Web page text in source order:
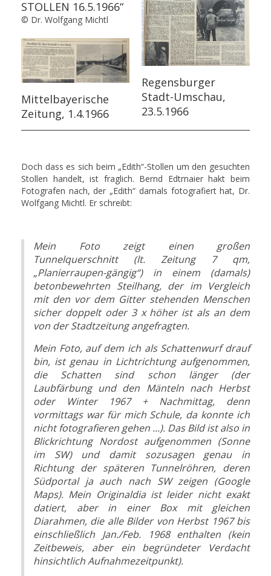
STOLLEN 16.5.1966“
© Dr. Wolfgang Michtl
Mittelbayerische
Zeitung, 1.4.1966
Regensburger
Stadt-Umschau,
23.5.1966
Doch dass es sich beim „Edith“-Stollen um den gesuchten
Stollen handelt, ist fraglich. Bernd Edtmaier hakt beim
Fotografen nach, der „Edith“ damals fotografiert hat, Dr.
Wolfgang Michtl. Er schreibt:
Mein Foto zeigt einen großen
Tunnelquerschnitt (lt. Zeitung 7 qm,
„Planierraupen-gängig“) in einem (damals)
betonbewehrten Steilhang, der im Vergleich
mit den vor dem Gitter stehenden Menschen
sicher doppelt oder 3 x höher ist als an dem
von der Stadtzeitung angefragten.
Mein Foto, auf dem ich als Schattenwurf drauf
bin, ist genau in Lichtrichtung aufgenommen,
die Schatten sind schon länger (der
Laubfärbung und den Mänteln nach Herbst
oder Winter 1967 + Nachmittag, denn
vormittags war für mich Schule, da konnte ich
nicht fotografieren gehen ...). Das Bild ist also in
Blickrichtung Nordost aufgenommen (Sonne
im SW) und damit sozusagen genau in
Richtung der späteren Tunnelröhren, deren
Südportal ja auch nach SW zeigen (Google
Maps). Mein Originaldia ist leider nicht exakt
datiert, aber in einer Box mit gleichen
Diarahmen, die alle Bilder von Herbst 1967 bis
einschließlich Jan./Feb. 1968 enthalten (kein
Zeitbeweis, aber ein begründeter Verdacht
hinsichtlich Aufnahmezeitpunkt).